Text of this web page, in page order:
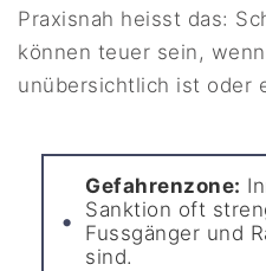
Praxisnah heisst das:
können teuer sein,
unübersichtlich ist oder
Gefahrenzone:
Sanktion oft
Fussgänger und
sind.